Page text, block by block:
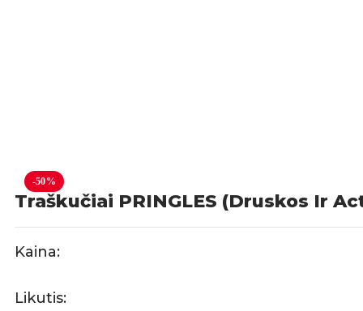
-50%
Traškučiai PRINGLES (Druskos Ir
Kaina:
Likutis: